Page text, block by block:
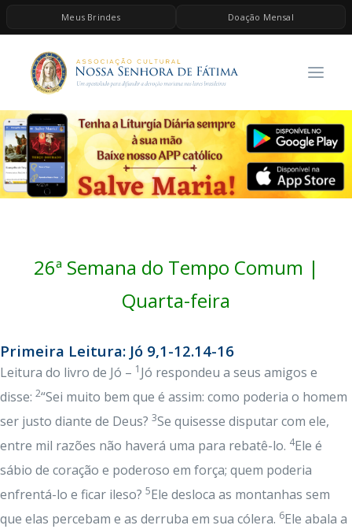
Meus Brindes Doação Mensal
HOME
A ASSOCIAÇÃO
CONTEÚDOS DE MARIA
ESPIRITUALIDADE
AS MELHORES MÚSICAS CATÓLICAS
BRINDES
26ª Semana do Tempo Comum |
Quarta-feira
Primeira Leitura: Jó 9,1-12.14-16
Leitura do livro de Jó – 1 Jó respondeu a seus amigos e
disse: 2“Sei muito bem que é assim: como poderia o homem
ser justo diante de Deus? 3Se quisesse disputar com ele,
entre mil razões não haverá uma para rebatê-lo. 4Ele é
sábio de coração e poderoso em força; quem poderia
enfrentá-lo e ficar ileso? 5Ele desloca as montanhas sem
que elas percebam e as derruba em sua cólera. 6Ele abala a